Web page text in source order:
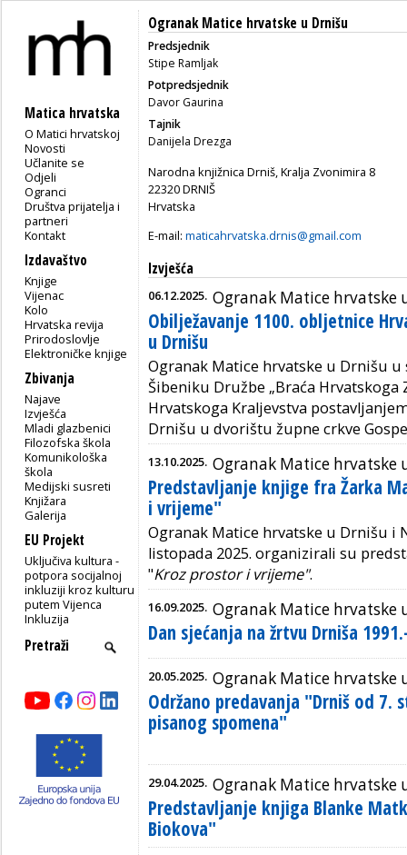
Matica hrvatska
O Matici hrvatskoj
Novosti
Učlanite se
Odjeli
Ogranci
Društva prijatelja i
partneri
Kontakt
Izdavaštvo
Knjige
Vijenac
Kolo
Hrvatska revija
Prirodoslovlje
Elektroničke knjige
Zbivanja
Najave
Izvješća
Mladi glazbenici
Filozofska škola
Komunikološka
škola
Medijski susreti
Knjižara
Galerija
EU Projekt
Uključiva kultura -
potpora socijalnoj
inkluziji kroz kulturu
putem Vijenca
Inkluzija
Ogranak Matice hrvatske u Drnišu
Predsjednik
Stipe Ramljak
Potpredsjednik
Davor Gaurina
Tajnik
Danijela Drezga
Narodna knjižnica Drniš, Kralja Zvonimira 8
22320 DRNIŠ
Hrvatska
E-mail: maticahrvatska.drnis@gmail.com
Izvješća
06.12.2025. Ogranak Matice hrvatske
Obilježavanje 1100. obljetnice
u Drnišu
Ogranak Matice hrvatske u Drnišu
Šibeniku Družbe „Braća
Hrvatskoga Kraljevstva
Drnišu u dvorištu župne crkve
13.10.2025. Ogranak Matice hrvatske
Predstavljanje knjige fra Žarka
i vrijeme"
Ogranak Matice hrvatske u Drnišu i
listopada 2025. organizirali su
"Kroz prostor i vrijeme".
16.09.2025. Ogranak Matice hrvatske
Dan sjećanja na žrtvu Drniša
20.05.2025. Ogranak Matice hrvatske
Održano predavanja "Drniš od 7.
pisanog spomena"
29.04.2025. Ogranak Matice hrvatske
Predstavljanje knjiga Blanke
Biokova"